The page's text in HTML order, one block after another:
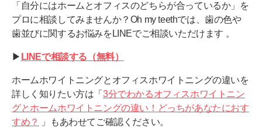
「自分にはホームとオフィスのどちらが合っているか」を
プロに相談してみませんか？Oh my teethでは、歯の色や
歯並びに関するお悩みをLINEでご相談いただけます 。
▶︎ LINEで相談する（無料）
ホームホワイトニングとオフィスホワイトニングの違いを
詳しく知りたい方は「 3分でわかるオフィスホワイトニン
グとホームホワイトニングの違い！どっちがあなたにおす
すめ？
」もあわせてご確認ください。